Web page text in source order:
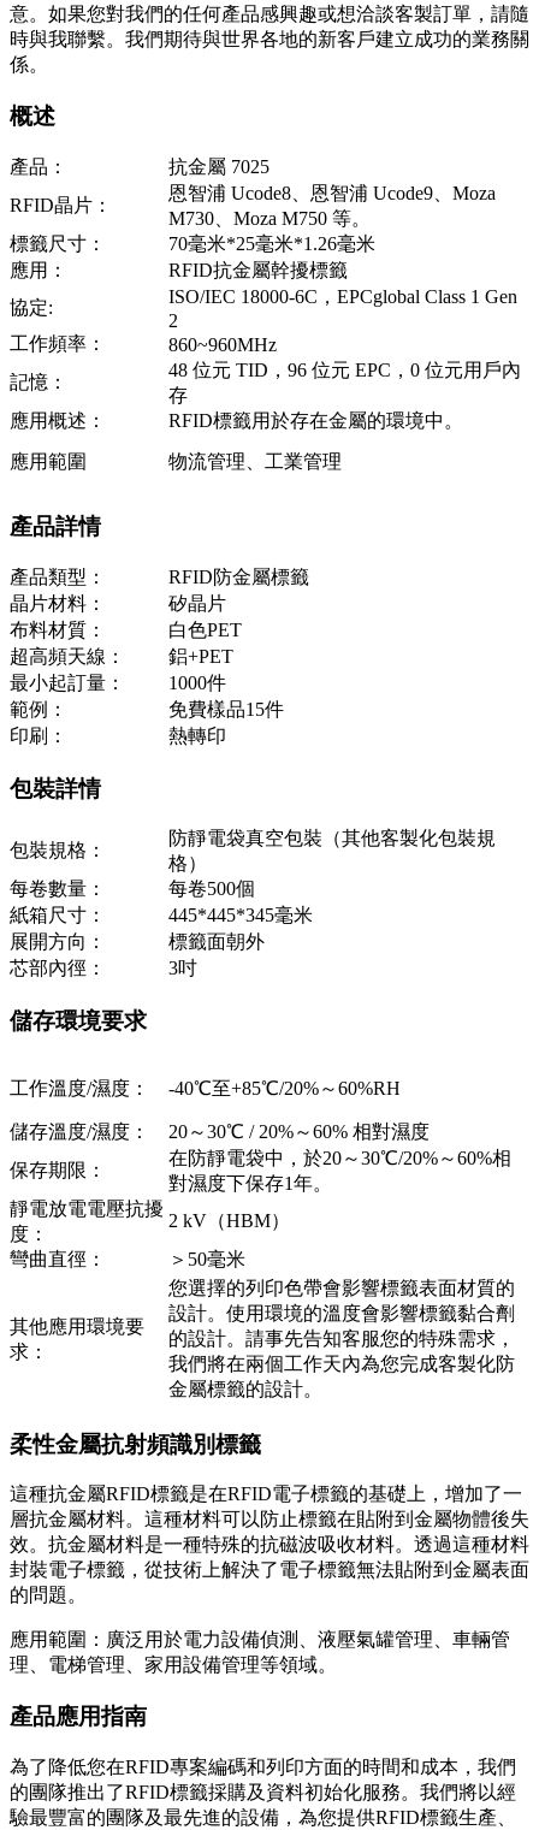
意。如果您對我們的任何產品感興趣或想洽談客製訂單，請隨
時與我聯繫。我們期待與世界各地的新客戶建立成功的業務關
係。
概述
產品：
抗金屬 7025
RFID晶片：
恩智浦 Ucode8、恩智浦 Ucode9、Moza
M730、Moza M750 等。
標籤尺寸：
70毫米*25毫米*1.26毫米
應用：
RFID抗金屬幹擾標籤
協定:
ISO/IEC 18000-6C，EPCglobal Class 1 Gen
2
工作頻率：
860~960MHz
記憶：
48 位元 TID，96 位元 EPC，0 位元用戶內
存
應用概述：
RFID標籤用於存在金屬的環境中。
應用範圍
物流管理、工業管理
產品詳情
產品類型：
RFID防金屬標籤
晶片材料：
矽晶片
布料材質：
白色PET
超高頻天線：
鋁+PET
最小起訂量：
1000件
範例：
免費樣品15件
印刷：
熱轉印
包裝詳情
包裝規格：
防靜電袋真空包裝（其他客製化包裝規
格）
每卷數量：
每卷500個
紙箱尺寸：
445*445*345毫米
展開方向：
標籤面朝外
芯部內徑：
3吋
儲存環境要求
工作溫度/濕度： -40℃至+85℃/20%～60%RH
儲存溫度/濕度：
20～30℃ / 20%～60% 相對濕度
保存期限：
在防靜電袋中，於20～30℃/20%～60%相
對濕度下保存1年。
靜電放電電壓抗擾
度：
2 kV（HBM）
彎曲直徑：
＞50毫米
其他應用環境要
求：
您選擇的列印色帶會影響標籤表面材質的
設計。使用環境的溫度會影響標籤黏合劑
的設計。請事先告知客服您的特殊需求，
我們將在兩個工作天內為您完成客製化防
金屬標籤的設計。
柔性金屬抗射頻識別標籤
這種抗金屬RFID標籤是在RFID電子標籤的基礎上，增加了一
層抗金屬材料。這種材料可以防止標籤在貼附到金屬物體後失
效。抗金屬材料是一種特殊的抗磁波吸收材料。透過這種材料
封裝電子標籤，從技術上解決了電子標籤無法貼附到金屬表面
的問題。
應用範圍：廣泛用於電力設備偵測、液壓氣罐管理、車輛管
理、電梯管理、家用設備管理等領域。
產品應用指南
為了降低您在RFID專案編碼和列印方面的時間和成本，我們
的團隊推出了RFID標籤採購及資料初始化服務。我們將以經
驗最豐富的團隊及最先進的設備，為您提供RFID標籤生產、